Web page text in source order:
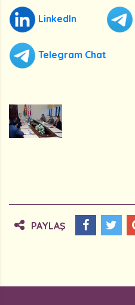
LinkedIn
Telegram Chat
PAYLAŞ